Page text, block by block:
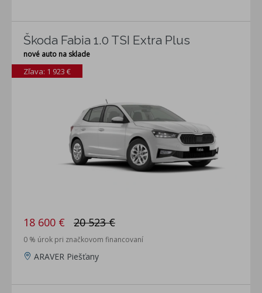
Škoda Fabia 1.0 TSI Extra Plus
nové auto na sklade
Zľava: 1 923 €
18 600 € 20 523 €
0 % úrok pri značkovom financovaní
ARAVER Piešťany